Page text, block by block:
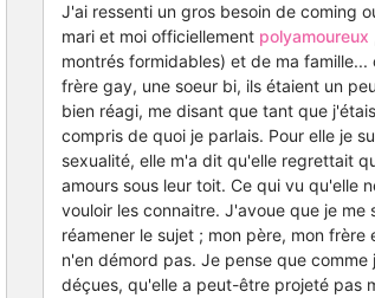
J'ai ressenti un gros besoin de coming
mari et moi officiellement polyamoureux
montrés formidables) et de ma
frère gay, une soeur bi, ils étaient un
bien réagi, me disant que tant que
compris de quoi je parlais. Pour elle je
sexualité, elle m'a dit qu'elle regrettait
amours sous leur toit. Ce qui vu qu'elle
vouloir les connaitre. J'avoue que je
réamener le sujet ; mon père, mon
n'en démord pas. Je pense que
déçues, qu'elle a peut-être projeté pas